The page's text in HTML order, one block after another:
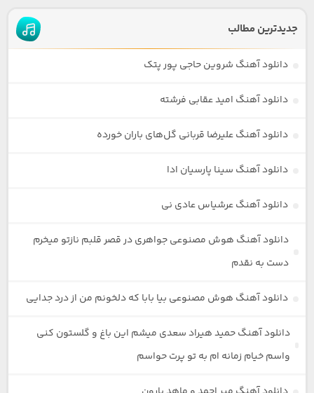
جدیدترین مطالب
دانلود آهنگ شروین حاجی پور پتک
دانلود آهنگ امید عقابی فرشته
دانلود آهنگ علیرضا قربانی گل‌های باران خورده
دانلود آهنگ سینا پارسیان ادا
دانلود آهنگ عرشیاس عادی نی
دانلود آهنگ هوش مصنوعی جواهری در قصر قلبم نازتو میخرم
دست به نقدم
دانلود آهنگ هوش مصنوعی بیا بابا که دلخونم من از درد جدایی
دانلود آهنگ حمید هیراد سعدی میشم این باغ و گلستون کنی
واسم خیام زمانه ام به تو پرت حواسم